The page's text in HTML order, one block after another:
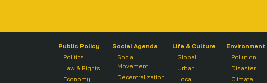
Public Policy
Politics
Law & Rights
Economy
Social Agenda
Social
Movement
Decentralization
Life & Culture
Global
Urban
Local
Environment
Pollution
Disaster
Climate